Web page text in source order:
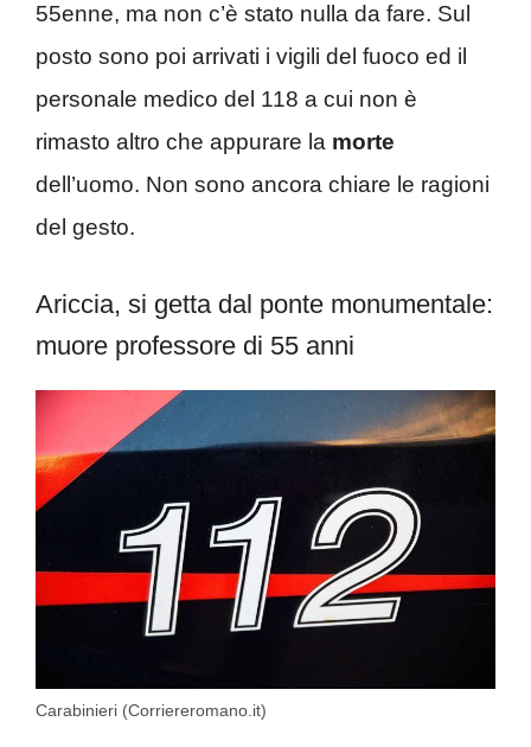
55enne, ma non c’è stato nulla da fare. Sul
posto sono poi arrivati i vigili del fuoco ed il
personale medico del 118 a cui non è
rimasto altro che appurare la morte
dell’uomo. Non sono ancora chiare le ragioni
del gesto.
Ariccia, si getta dal ponte monumentale:
muore professore di 55 anni
Carabinieri (Corriereromano.it)